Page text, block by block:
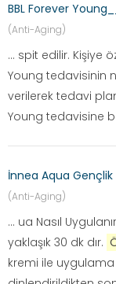
BBL Forever
(Anti-Aging)
... spit edilir. Kişiye
Young tedavisinin
verilerek tedavi
Young tedavisine
İnnea Aqua Gençlik
(Anti-Aging)
... ua Nasıl
yaklaşık 30 dk dır.
kremi ile uygulama